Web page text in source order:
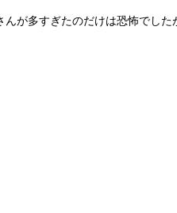
んが多すぎたのだけは恐怖でし